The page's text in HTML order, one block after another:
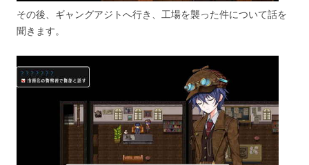
その後、ギャングアジトへ行き、工場を襲った件について話を
聞きます。